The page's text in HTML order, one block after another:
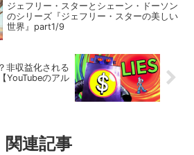
ジェフリー・スターとシェーン・ドーソン
のシリーズ『ジェフリー・スターの美しい
世界』part1/9
非収益化される
YouTubeのアル
関連記事